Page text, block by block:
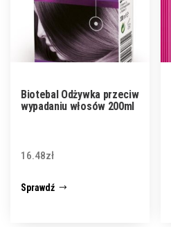
Biotebal Odżywka przeciw
wypadaniu włosów 200ml
16.48zł
Sprawdź